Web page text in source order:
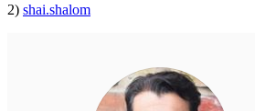
2) shai.shalom